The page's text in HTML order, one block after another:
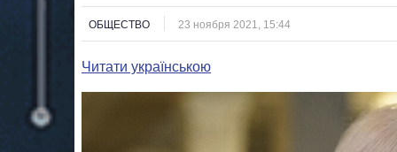
ОБЩЕСТВО 23 ноября 2021, 15:44
Читати українською